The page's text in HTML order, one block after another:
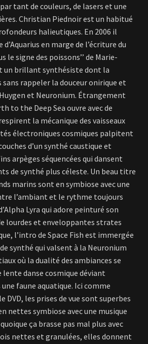
tant de couleurs, de lasers et une
Christian Piednoir est un habitué
halieutiques. En 2006 il
en marge de l’écriture du
le signe des poissons’’ de Marie-
un brillant synthésiste dont la
sans rappeler la douceur onirique et
et Neuronium. Étrangement
to the Deep Sea ouvre avec de
la mécanique des vaisseaux
électroniques cosmiques palpitent
d’un synthé caustique et
arpèges séquencées qui dansent
de synthé plus céleste. Un beau titre
marins sont en symbiose avec une
l’ambiant et le rythme toujours
Lyra qui adore peinturé son
lourdes et enveloppantes strates
l’intro de Space Fish est immergée
synthé qui valsent à la Neuronium
où la dualité des ambiances se
danse cosmique déviant
faune aquatique. Ici comme
DVD, les prises de vue sont superbes
nettes symbiose avec une musique
ça brasse pas mal plus avec
nettes et granulées, elles donnent